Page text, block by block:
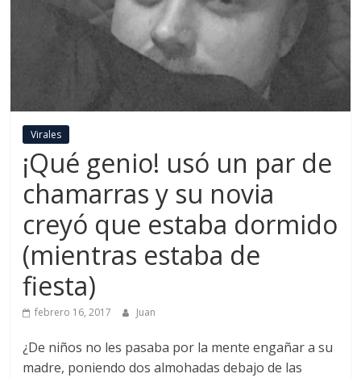
Virales
¡Qué genio! usó un par de
chamarras y su novia
creyó que estaba dormido
(mientras estaba de
fiesta)
febrero 16, 2017 Juan
¿De niños no les pasaba por la mente engañar a su
madre, poniendo dos almohadas debajo de las